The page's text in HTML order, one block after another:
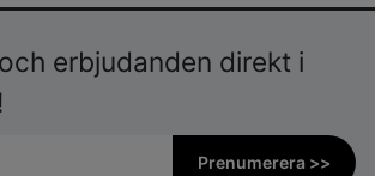
erbjudanden direkt i
Prenumerera >>